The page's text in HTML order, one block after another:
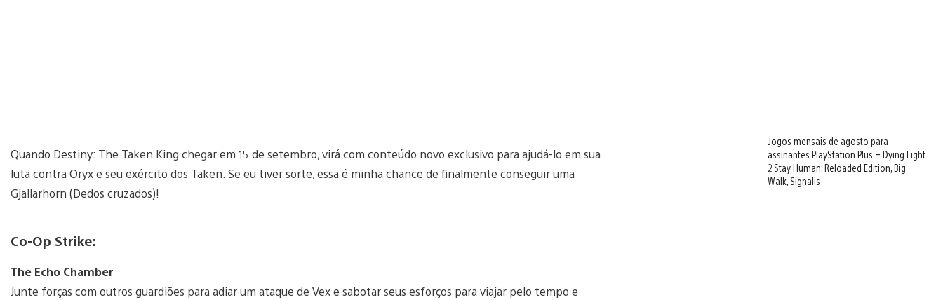
Quando Destiny: The Taken King chegar em 15 de setembro, virá com conteúdo novo exclusivo para ajudá-lo em sua
luta contra Oryx e seu exército dos Taken. Se eu tiver sorte, essa é minha chance de finalmente conseguir uma
Gjallarhorn (Dedos cruzados)!
Co-Op Strike:
The Echo Chamber
Junte forças com outros guardiões para adiar um ataque de Vex e sabotar seus esforços para viajar pelo tempo e
Jogos mensais de agosto para
assinantes PlayStation Plus – Dying Light
2 Stay Human: Reloaded Edition, Big
Walk, Signalis